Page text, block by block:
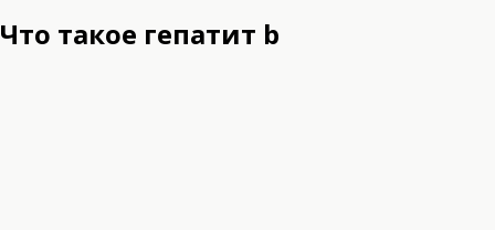
Что такое гепатит b